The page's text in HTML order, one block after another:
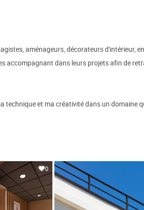
aménageurs, décorateurs d'intérieur,
accompagnant dans leurs projets afin de
technique et ma créativité dans un domaine
0